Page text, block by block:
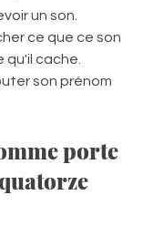
un son.
ce que ce son
qu'il cache.
son prénom
porte